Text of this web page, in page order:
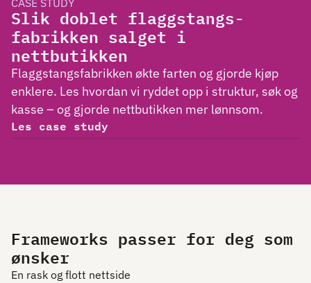
CASE STUDY
Slik doblet flaggstangs-
fabrikken salget i
nettbutikken
Flaggstangsfabrikken økte farten og gjorde kjøp
enklere. Les hvordan vi ryddet opp i struktur, søk og
kasse – og gjorde nettbutikken mer lønnsom.
Les case study
Frameworks passer for deg som
ønsker
En rask og flott nettside